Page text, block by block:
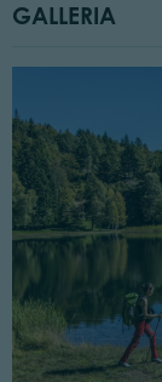
GALLERIA